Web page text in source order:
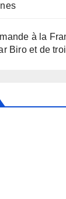
à la
Biro et de